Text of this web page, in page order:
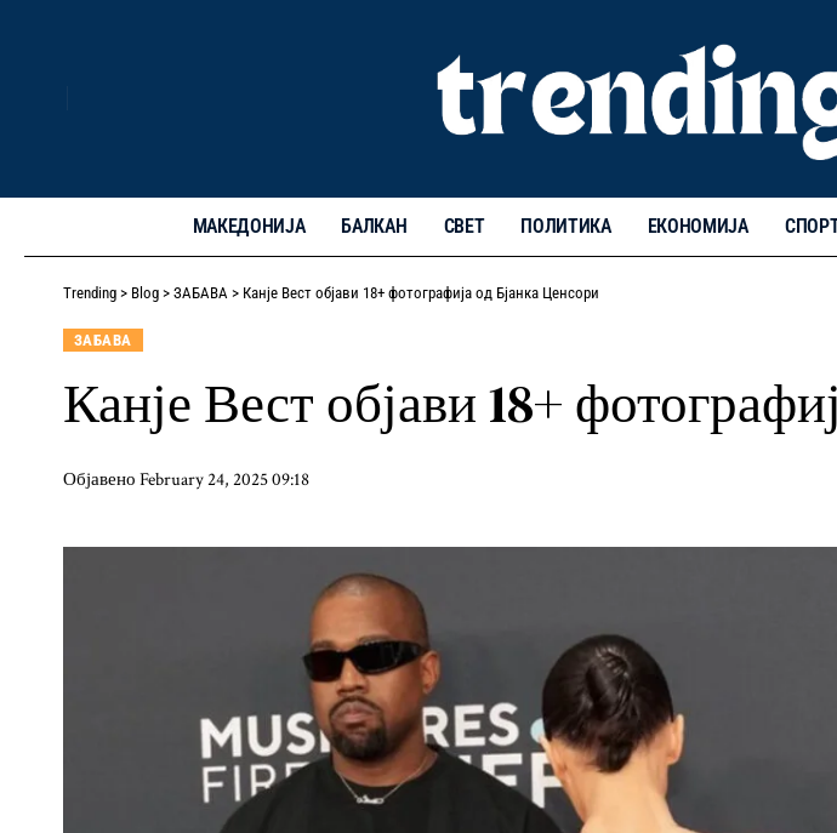
МАКЕДОНИЈА БАЛКАН СВЕТ ПОЛИТИКА ЕКОНОМИЈА
Trending > Blog > ЗАБАВА > Канје Вест објави 18+ фотографија од Бјанка Ценсори
ЗАБАВА
Канје Вест објави 18+
Објавено February 24, 2025 09:18